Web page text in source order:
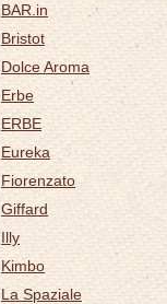
BAR.in
Bristot
Dolce Aroma
Erbe
ERBE
Eureka
Fiorenzato
Giffard
Illy
Kimbo
La Spaziale